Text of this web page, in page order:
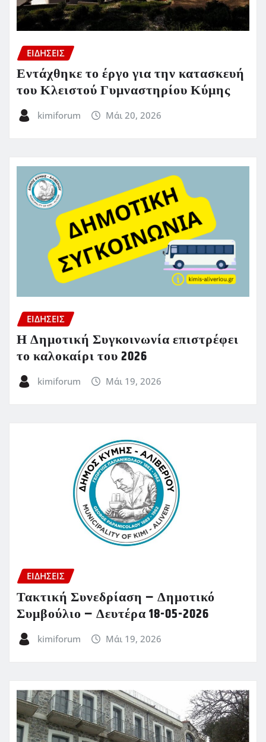
ΕΙΔΗΣΕΙΣ
Εντάχθηκε το έργο για την κατασκευή
του Κλειστού Γυμναστηρίου Κύμης
kimiforum Μάι 20, 2026
ΕΙΔΗΣΕΙΣ
Η Δημοτική Συγκοινωνία επιστρέφει
το καλοκαίρι του 2026
kimiforum Μάι 19, 2026
ΕΙΔΗΣΕΙΣ
Τακτική Συνεδρίαση – Δημοτικό
Συμβούλιο – Δευτέρα 18-05-2026
kimiforum Μάι 19, 2026